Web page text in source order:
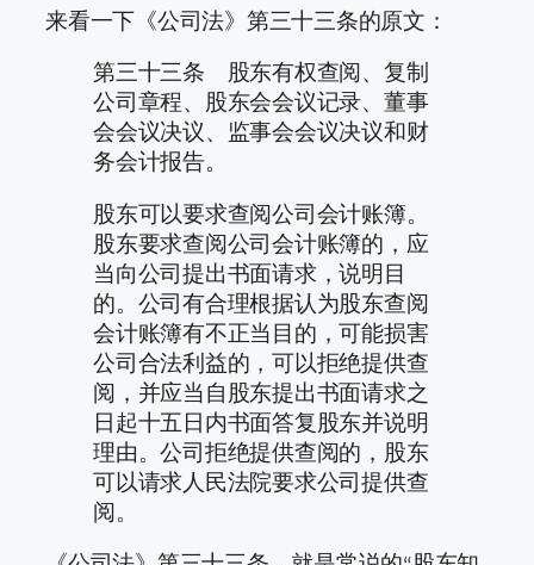
来看一下《公司法》第三十三条的原文：
第三十三条 股东有权查阅、复制
公司章程、股东会会议记录、董事
会会议决议、监事会会议决议和财
务会计报告。
股东可以要求查阅公司会计账簿。
股东要求查阅公司会计账簿的，应
当向公司提出书面请求，说明目
的。公司有合理根据认为股东查阅
会计账簿有不正当目的，可能损害
公司合法利益的，可以拒绝提供查
阅，并应当自股东提出书面请求之
日起十五日内书面答复股东并说明
理由。公司拒绝提供查阅的，股东
可以请求人民法院要求公司提供查
阅。